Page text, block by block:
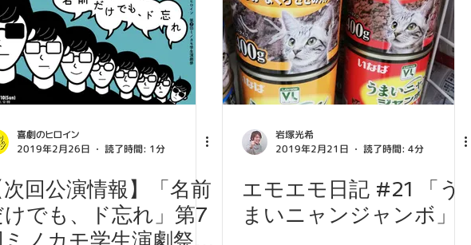
喜劇のヒロイン
2019年2月26日
読了時間: 1分
次回公演情報】「名前
けでも、ド忘れ」第7
ミノカモ学生演劇祭
岩塚光希
2019年2月21日
読了時間: 4分
エモエモ日記 #21 「う
まいニャンジャンボ」